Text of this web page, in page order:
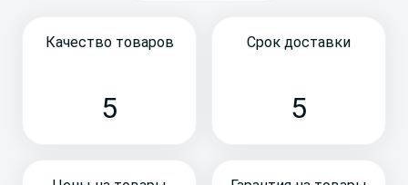
Качество товаров
5
Срок доставки
5